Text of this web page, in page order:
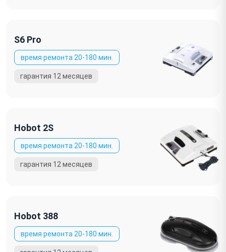
S6 Pro
Hobot 2S
Hobot 388